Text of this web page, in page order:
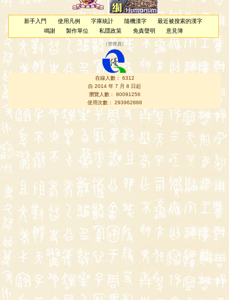
新手入門 使用凡例 字庫統計 隨機漢字
最近被搜索的漢字
鳴謝
製作單位 私隱政策 免責聲明 意見簿
（管理員 ）
在線人數： 6312
自 2014 年 7 月 8 日起
瀏覽人數： 80091256
使用次數： 293962888